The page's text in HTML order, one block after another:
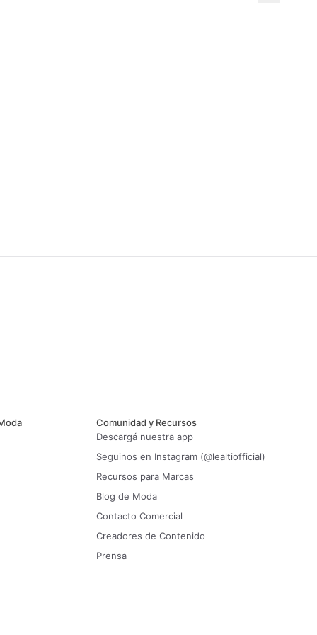
Comunidad y Recursos
Descargá nuestra app
Seguinos en Instagram (@lealtiofficial)
Recursos para Marcas
Blog de Moda
Contacto Comercial
Creadores de Contenido
Prensa